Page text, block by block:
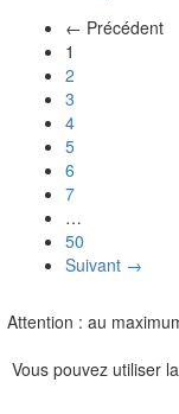
← Précédent
1
2
3
4
5
6
7
…
50
Suivant →
Attention : au
Vous pouvez utiliser